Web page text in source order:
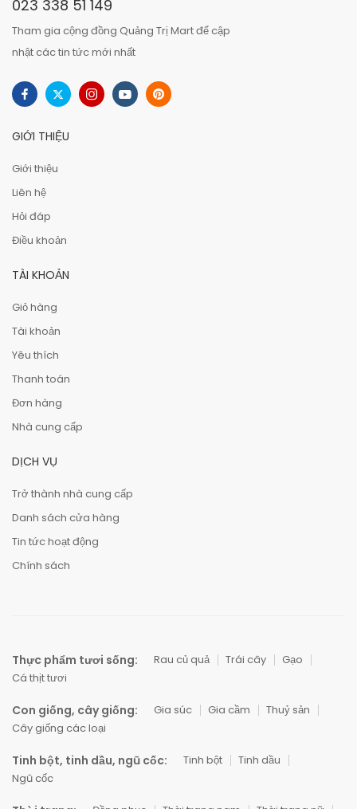
023 338 51 149
Tham gia cộng đồng Quảng Trị Mart để cập
nhật các tin tức mới nhất
GIỚI THIỆU
Giới thiệu
Liên hệ
Hỏi đáp
Điều khoản
TÀI KHOẢN
Giỏ hàng
Tài khoản
Yêu thích
Thanh toán
Đơn hàng
Nhà cung cấp
DỊCH VỤ
Trở thành nhà cung cấp
Danh sách cửa hàng
Tin tức hoạt động
Chính sách
Thực phẩm tươi sống: Rau củ quả Trái cây
Gạo
Cá thịt tươi
Con giống, cây giống: Gia súc Gia cầm
Thuỷ sản
Cây giống các loại
Tinh bột, tinh dầu, ngũ cốc: Tinh bột
Tinh dầu
Ngũ cốc